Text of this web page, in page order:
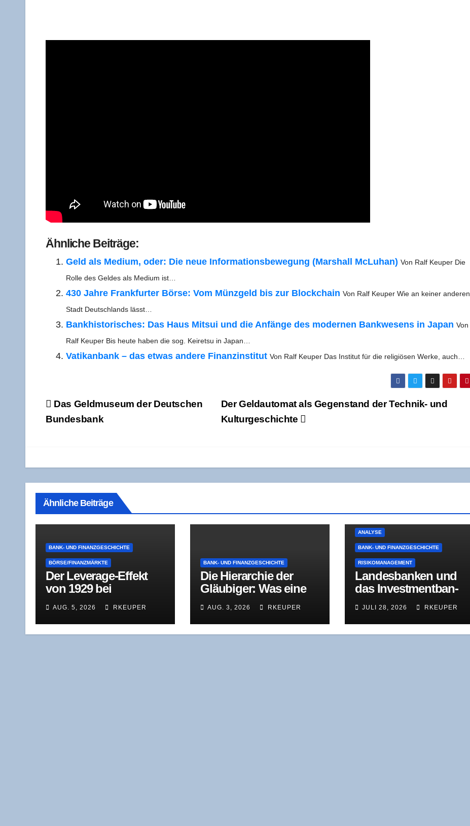
Ähn­li­che Beiträge:
Geld als Medi­um, oder: Die neue Infor­ma­ti­ons­be­we­gung (Mar­shall McLuhan) Von Ralf Keu­per Die
Rol­le des Gel­des als Medi­um ist…
430 Jah­re Frank­fur­ter Bör­se: Vom Münz­geld bis zur Block­chain Von Ralf Keu­per Wie an kei­ner ande­ren
Stadt Deutsch­lands lässt…
Bank­his­to­ri­sches: Das Haus Mit­sui und die Anfän­ge des moder­nen Bank­we­sens in Japan Von
Ralf Keu­per Bis heu­te haben die sog. Kei­retsu in Japan…
Vatik­an­bank – das etwas ande­re Finanz­in­sti­tut Von Ralf Keu­per Das Insti­tut für die reli­giö­sen Wer­ke, auch…
Beitragsnavigation
Der Geld­au­to­mat als Gegen­stand der Tech­nik- und
Kulturgeschichte
Das Geld­mu­se­um der Deut­schen
Bundesbank
Ähnliche Beiträge
BANK- UND FINANZGESCHICHTE
BÖRSE/FINANZMÄRKTE
Der Levera­ge-Effekt
von 1929 bei
Investmentfonds
AUG. 5, 2026 RKEUPER
BANK- UND FINANZGESCHICHTE
Die Hier­ar­chie der
Gläu­bi­ger: Was eine
aus dem 18. Jahr­hun­
dert über moder­ne
AUG. 3, 2026 RKEUPER
ANALYSE
BANK- UND FINANZGESCHICHTE
RISIKOMANAGEMENT
Lan­des­ban­ken und
das Invest­ment­ban­
der NordLB-Umbau
wirk­lich zeigt
JULI 28, 2026 RKEUPER